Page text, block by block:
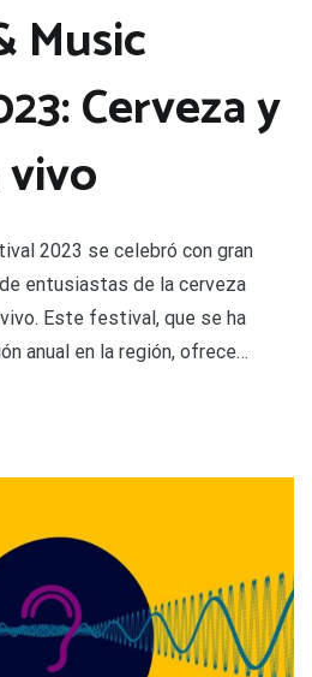
Music
Cerveza y
2023 se celebró con gran
entusiastas de la cerveza
Este festival, que se ha
anual en la región, ofrece…